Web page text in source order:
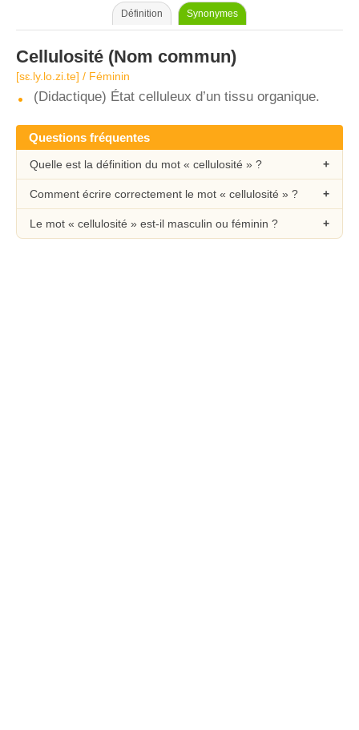
Définition Synonymes
Cellulosité (Nom commun)
[sɛ.ly.lo.zi.te] / Féminin
(Didactique) État celluleux d’un tissu organique.
Questions fréquentes
Quelle est la définition du mot « cellulosité » ?
Comment écrire correctement le mot « cellulosité » ?
Le mot « cellulosité » est-il masculin ou féminin ?